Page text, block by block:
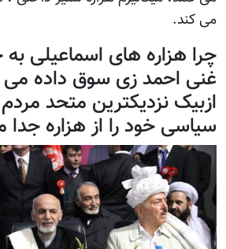
می کند.
چرا هزاره های اسماعیلی
غنی احمد زی سوق داده می
ازبیک نزدیکترین متحد مردم
سیاسی خود را از هزاره جدا